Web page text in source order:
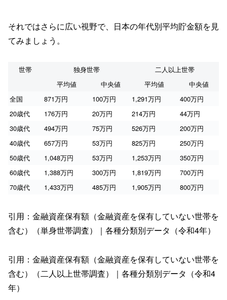
それではさらに広い視野で、日本の年代別平均貯金額を見
てみましょう。
世帯 独身世帯
二人以上世帯
平均値
中央値 平均値
中央値
全国
871万円 100万円 1,291万円
400万円
20歳代
176万円 20万円 214万円
44万円
30歳代
494万円 75万円 526万円
200万円
40歳代
657万円 53万円 825万円
250万円
50歳代
1,048万円 53万円 1,253万円
350万円
60歳代
1,388万円 300万円 1,819万円
700万円
70歳代
1,433万円 485万円 1,905万円 800万円
引用：金融資産保有額（金融資産を保有していない世帯を
含む）（単身世帯調査）｜各種分類別データ（令和4年）
引用：金融資産保有額（金融資産を保有していない世帯を
含む）（二人以上世帯調査）｜各種分類別データ（令和4
年）